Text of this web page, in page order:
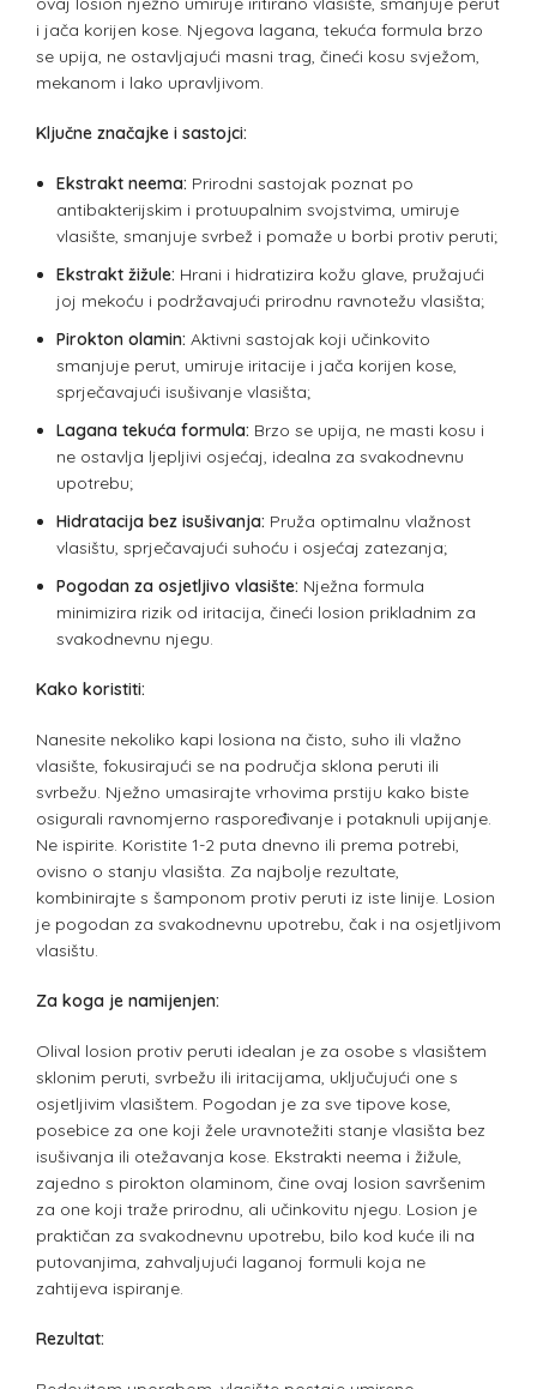
i jača korijen kose. Njegova lagana, tekuća formula brzo
se upija, ne ostavljajući masni trag, čineći kosu svježom,
mekanom i lako upravljivom.
Ključne značajke i sastojci:
Ekstrakt neema: Prirodni sastojak poznat po
antibakterijskim i protuupalnim svojstvima, umiruje
vlasište, smanjuje svrbež i pomaže u borbi protiv peruti;
Ekstrakt žižule: Hrani i hidratizira kožu glave, pružajući
joj mekoću i podržavajući prirodnu ravnotežu vlasišta;
Pirokton olamin: Aktivni sastojak koji učinkovito
smanjuje perut, umiruje iritacije i jača korijen kose,
sprječavajući isušivanje vlasišta;
Lagana tekuća formula: Brzo se upija, ne masti kosu i
ne ostavlja ljepljivi osjećaj, idealna za svakodnevnu
upotrebu;
Hidratacija bez isušivanja: Pruža optimalnu vlažnost
vlasištu, sprječavajući suhoću i osjećaj zatezanja;
Pogodan za osjetljivo vlasište: Nježna formula
minimizira rizik od iritacija, čineći losion prikladnim za
svakodnevnu njegu.
Kako koristiti:
Nanesite nekoliko kapi losiona na čisto, suho ili vlažno
vlasište, fokusirajući se na područja sklona peruti ili
svrbežu. Nježno umasirajte vrhovima prstiju kako biste
osigurali ravnomjerno raspoređivanje i potaknuli upijanje.
Ne ispirite. Koristite 1-2 puta dnevno ili prema potrebi,
ovisno o stanju vlasišta. Za najbolje rezultate,
kombinirajte s šamponom protiv peruti iz iste linije. Losion
je pogodan za svakodnevnu upotrebu, čak i na osjetljivom
vlasištu.
Za koga je namijenjen:
Olival losion protiv peruti idealan je za osobe s vlasištem
sklonim peruti, svrbežu ili iritacijama, uključujući one s
osjetljivim vlasištem. Pogodan je za sve tipove kose,
posebice za one koji žele uravnotežiti stanje vlasišta bez
isušivanja ili otežavanja kose. Ekstrakti neema i žižule,
zajedno s pirokton olaminom, čine ovaj losion savršenim
za one koji traže prirodnu, ali učinkovitu njegu. Losion je
praktičan za svakodnevnu upotrebu, bilo kod kuće ili na
putovanjima, zahvaljujući laganoj formuli koja ne
zahtijeva ispiranje.
Rezultat: